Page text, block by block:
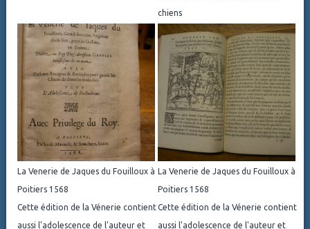
chiens
La Venerie de Jaques du Fouilloux à
Poitiers 1568
Cette édition de la Vénerie contient
aussi l'adolescence de l'auteur et
La Venerie de Jaques du Fouilloux à
Poitiers 1568
Cette édition de la Vénerie contient
aussi l'adolescence de l'auteur et